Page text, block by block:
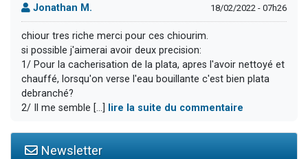
Jonathan M. 18/02/2022 - 07h26
chiour tres riche merci pour ces chiourim.
si possible j'aimerai avoir deux precision:
1/ Pour la cacherisation de la plata, apres l'avoir nettoyé et
chauffé, lorsqu'on verse l'eau bouillante c'est bien plata
debranché?
2/ Il me semble [...]
lire la suite du commentaire
Newsletter